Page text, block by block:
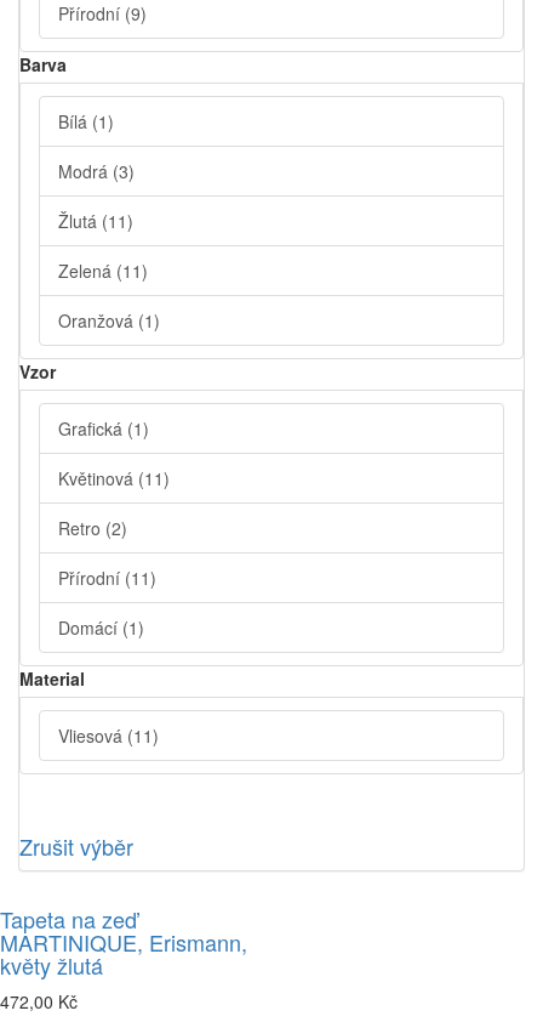
Přírodní (9)
Barva
Bílá (1)
Modrá (3)
Žlutá (11)
Zelená (11)
Oranžová (1)
Vzor
Grafická (1)
Květinová (11)
Retro (2)
Přírodní (11)
Domácí (1)
Material
Vliesová (11)
Zrušit výběr
Tapeta na zeď
MARTINIQUE, Erismann,
květy žlutá
472,00 Kč